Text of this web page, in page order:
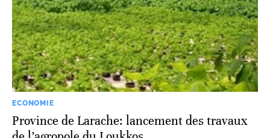
ECONOMIE
Province de Larache: lancement des travaux